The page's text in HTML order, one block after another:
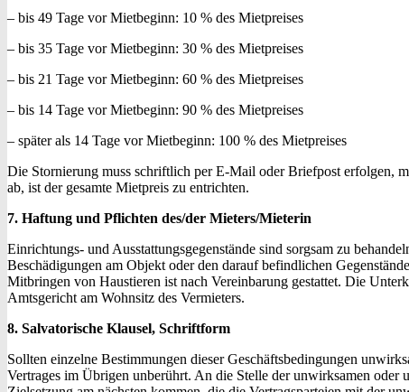
– bis 49 Tage vor Mietbeginn: 10 % des Mietpreises
– bis 35 Tage vor Mietbeginn: 30 % des Mietpreises
– bis 21 Tage vor Mietbeginn: 60 % des Mietpreises
– bis 14 Tage vor Mietbeginn: 90 % des Mietpreises
– später als 14 Tage vor Mietbeginn: 100 % des Mietpreises
Die Stornierung muss schriftlich per E-Mail oder Briefpost erfolgen,
ab, ist der gesamte Mietpreis zu entrichten.
7. Haftung und Pflichten des/der Mieters/Mieterin
Einrichtungs- und Ausstattungsgegenstände sind sorgsam zu
Beschädigungen am Objekt oder den darauf befindlichen
Mitbringen von Haustieren ist nach Vereinbarung gestattet. Die
Amtsgericht am Wohnsitz des Vermieters.
8. Salvatorische Klausel, Schriftform
Sollten einzelne Bestimmungen dieser Geschäftsbedingungen
Vertrages im Übrigen unberührt. An die Stelle der unwirksamen